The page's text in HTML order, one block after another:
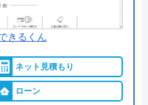
スラボ
日設立
きるくん
ネット見積もり
ローン